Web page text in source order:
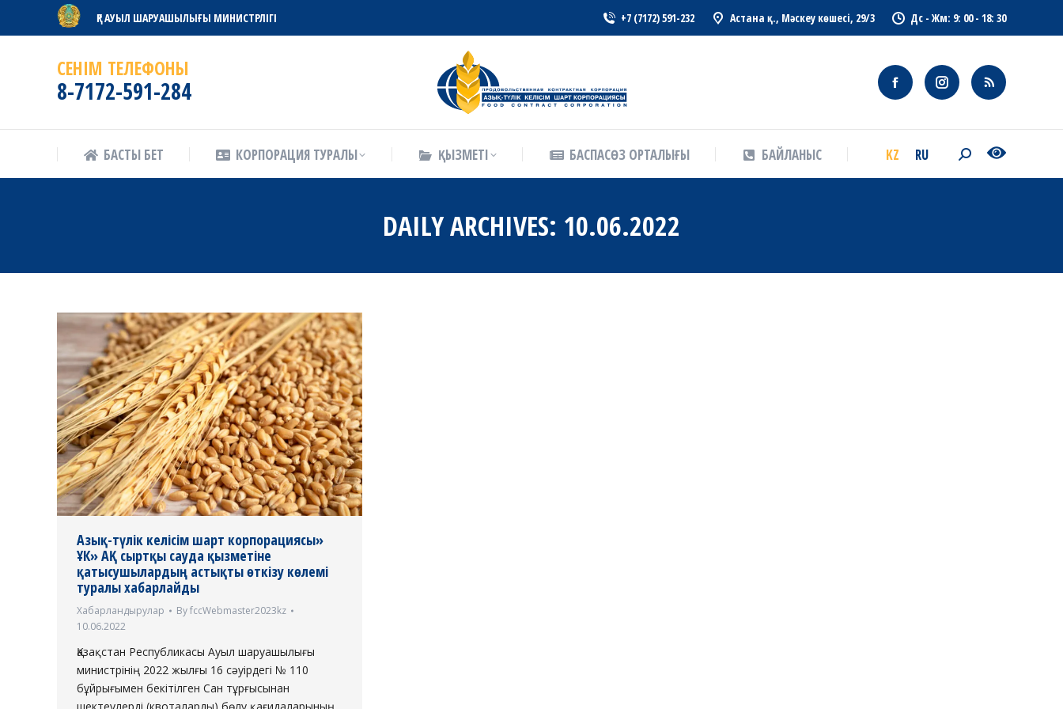
ҚР АУЫЛ ШАРУАШЫЛЫҒЫ МИНИСТРЛІГІ +7 (7172) 591-232 Астана қ., Мәскеу көшесі, 29/3 Дс - Жм: 9: 00 - 18: 30
СЕНІМ ТЕЛЕФОНЫ
8-7172-591-284
БАСТЫ БЕТ КОРПОРАЦИЯ ТУРАЛЫ ҚЫЗМЕТІ БАСПАСӨЗ ОРТАЛЫҒЫ БАЙЛАНЫС KZ RU Search:
DAILY ARCHIVES: 10.06.2022
Азық-түлік келісім шарт корпорациясы»
ҰК» АҚ сыртқы сауда қызметіне
қатысушылардың астықты өткізу көлемі
туралы хабарлайды
Хабарландырулар ByfccWebmaster2023kz
10.06.2022
Қазақстан Республикасы Ауыл шаруашылығы
министрінің 2022 жылғы 16 сәуірдегі № 110
бұйрығымен бекітілген Сан тұрғысынан
БАСТЫ БЕТ КОРПОРАЦИЯ ТУРАЛЫ БАСПАСӨЗ ОРТАЛЫҒЫ БАЙЛАНЫС KZ RU Search: